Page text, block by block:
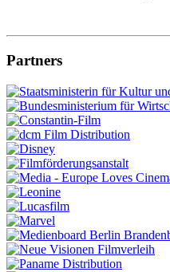
Partners